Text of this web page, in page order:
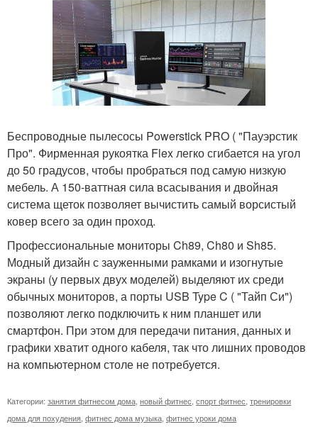
Беспроводные пылесосы Powerstick PRO ( "Пауэрстик
Про". Фирменная рукоятка Flex легко сгибается на угол
до 50 градусов, чтобы пробраться под самую низкую
мебель. А 150-ваттная сила всасывания и двойная
система щеток позволяет вычистить самый ворсистый
ковер всего за один проход.
Профессиональные мониторы Ch89, Ch80 и Sh85.
Модный дизайн с зауженными рамками и изогнутые
экраны (у первых двух моделей) выделяют их среди
обычных мониторов, а порты USB Type C ( "Тайп Си")
позволяют легко подключить к ним планшет или
смартфон. При этом для передачи питания, данных и
графики хватит одного кабеля, так что лишних проводов
на компьютерном столе не потребуется.
Категории: занятия фитнесом дома новый фитнес спорт фитнес тренировки
дома для похудения фитнес дома музыка фитнес уроки дома